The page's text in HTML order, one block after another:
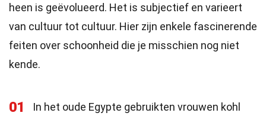
heen is geëvolueerd. Het is subjectief en varieert
van cultuur tot cultuur. Hier zijn enkele fascinerende
feiten over schoonheid die je misschien nog niet
kende.
01
In het oude Egypte gebruikten vrouwen kohl